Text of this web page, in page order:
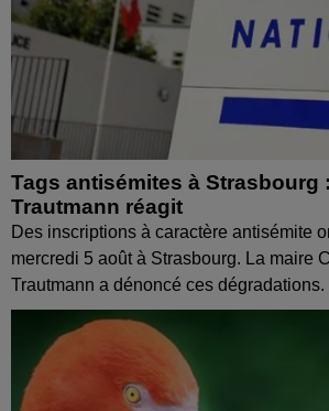
Tags antisémites à Strasbourg
Trautmann réagit
Des inscriptions à caractère antisémite
mercredi 5 août à Strasbourg. La maire
Trautmann a dénoncé ces dégradations.